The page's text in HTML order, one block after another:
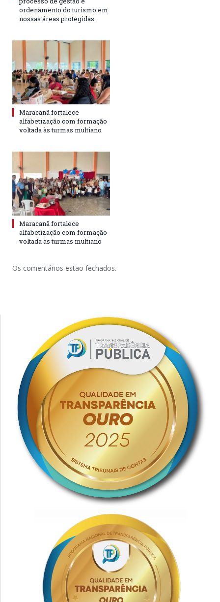
ordenamento do turismo em
nossas áreas protegidas.
Maracanã fortalece
alfabetização com formação
voltada às turmas multiano
Maracanã fortalece
alfabetização com formação
voltada às turmas multiano
Os comentários estão fechados.